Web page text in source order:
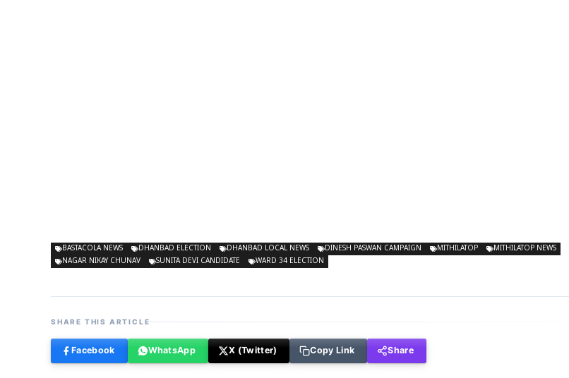
BASTACOLA NEWS DHANBAD ELECTION DHANBAD LOCAL NEWS DINESH PASWAN CAMPAIGN MITHILATOP
MITHILATOP NEWS
NAGAR NIKAY CHUNAV
SUNITA DEVI CANDIDATE WARD 34 ELECTION
SHARE THIS ARTICLE
Facebook WhatsApp X (Twitter) Copy Link Share